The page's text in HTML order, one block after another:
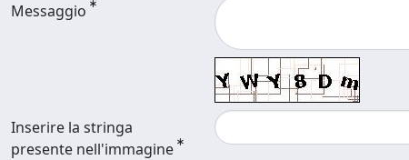
Messaggio
Inserire la stringa
presente nell'immagine